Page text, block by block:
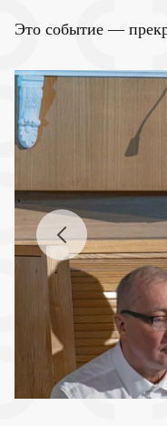
Это событие —